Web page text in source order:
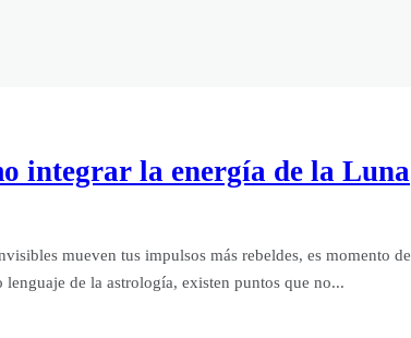
integrar la energía de la Luna
mueven tus impulsos más rebeldes, es momento de
de la astrología, existen puntos que no...